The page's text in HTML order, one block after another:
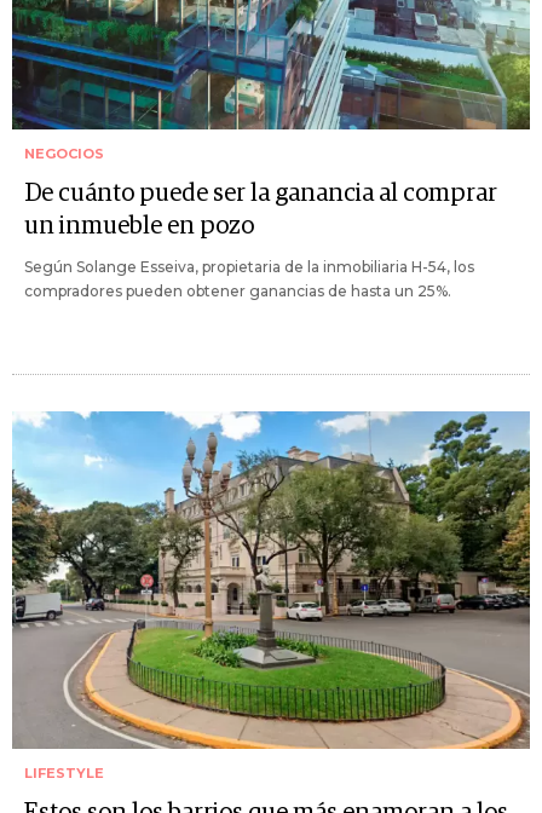
NEGOCIOS
De cuánto puede ser la ganancia al comprar
un inmueble en pozo
Según Solange Esseiva, propietaria de la inmobiliaria H-54, los
compradores pueden obtener ganancias de hasta un 25%.
LIFESTYLE